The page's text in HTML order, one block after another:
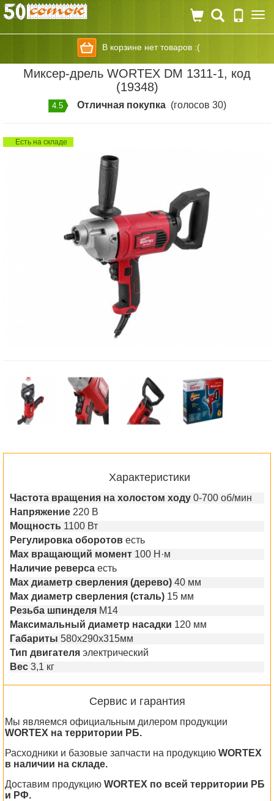
В корзине нет товаров :(
Миксер-дрель WORTEX DM 1311-1, код
(19348)
4.5 Отличная покупка(голосов 30)
Есть на складе
Характеристики
Частота вращения на холостом ходу 0-700 об/мин
Напряжение 220 В
Мощность 1100 Вт
Регулировка оборотов есть
Max вращающий момент 100 Н·м
Наличие реверса есть
Мах диаметр сверления (дерево) 40 мм
Мах диаметр сверления (сталь) 15 мм
Резьба шпинделя М14
Максимальный диаметр насадки 120 мм
Габариты 580х290х315мм
Тип двигателя электрический
Вес 3,1 кг
Сервис и гарантия
Мы являемся официальным дилером продукции
WORTEX на территории РБ.
Расходники и базовые запчасти на продукцию WORTEX
в наличии на складе.
Доставим продукцию WORTEX по всей территории РБ
и РФ.